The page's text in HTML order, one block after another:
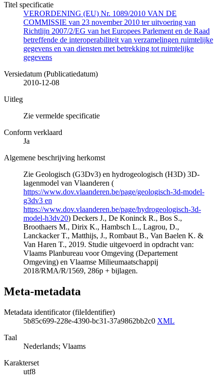
Titel specificatie
VERORDENING (EU) Nr. 1089/2010 VAN DE
COMMISSIE van 23 november 2010 ter uitvoering van
Richtlijn 2007/2/EG van het Europees Parlement en de Raad
betreffende de interoperabiliteit van verzamelingen ruimtelijke
gegevens en van diensten met betrekking tot ruimtelijke
gegevens
Versiedatum (Publicatiedatum)
2010-12-08
Uitleg
Zie vermelde specificatie
Conform verklaard
Ja
Algemene beschrijving herkomst
Zie Geologisch (G3Dv3) en hydrogeologisch (H3D) 3D-
lagenmodel van Vlaanderen (
https://www.dov.vlaanderen.be/page/geologisch-3d-model-
g3dv3 en
https://www.dov.vlaanderen.be/page/hydrogeologisch-3d-
model-h3dv20) Deckers J., De Koninck R., Bos S.,
Broothaers M., Dirix K., Hambsch L., Lagrou, D.,
Lanckacker T., Matthijs, J., Rombaut B., Van Baelen K. &
Van Haren T., 2019. Studie uitgevoerd in opdracht van:
Vlaams Planbureau voor Omgeving (Departement
Omgeving) en Vlaamse Milieumaatschappij
2018/RMA/R/1569, 286p + bijlagen.
Meta-metadata
Metadata identificator (fileIdentifier)
5b85c699-228e-4390-bc31-37a9862bb2c0 XML
Taal
Nederlands; Vlaams
Karakterset
utf8